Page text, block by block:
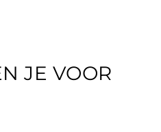
JE VOOR